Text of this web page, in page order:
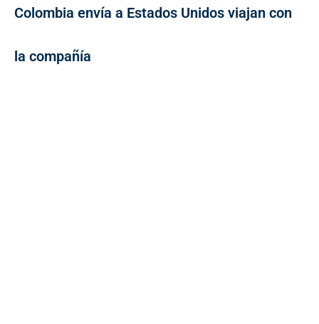
Colombia envía a Estados Unidos viajan con
la compañía